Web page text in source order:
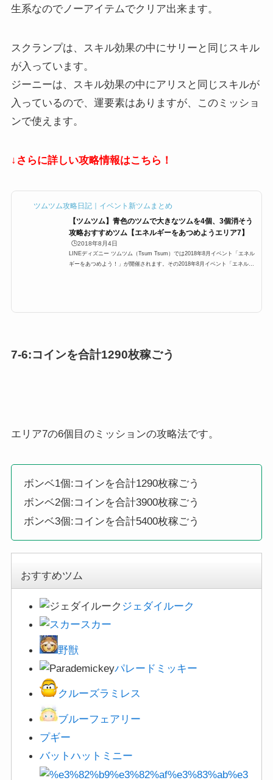
生系なのでノーアイテムでクリア出来ます。
スクランプは、スキル効果の中にサリーと同じスキル
が入っています。
ジーニーは、スキル効果の中にアリスと同じスキルが
入っているので、運要素はありますが、このミッショ
ンで使えます。
↓さらに詳しい攻略情報はこちら！
ツムツム攻略日記｜イベント新ツムまとめ
【ツムツム】青色のツムで大きなツムを4個、3個消そう
攻略おすすめツム【エネルギーをあつめようエリア7】
🕒️2018年8月4日
LINEディズニー ツムツム（Tsum Tsum）では2018年8月イベント「エネル
ギーをあつめよう！」が開催されます。その2018年8月イベント「エネルギ
7-6:コインを合計1290枚稼ごう
エリア7の6個目のミッションの攻略法です。
ボンベ1個:コインを合計1290枚稼ごう
ボンベ2個:コインを合計3900枚稼ごう
ボンベ3個:コインを合計5400枚稼ごう
おすすめツム
ジェダイルーク
スカー
野獣
パレードミッキー
クルーズラミレス
ブルーフェアリー
プギー
バットハットミニー